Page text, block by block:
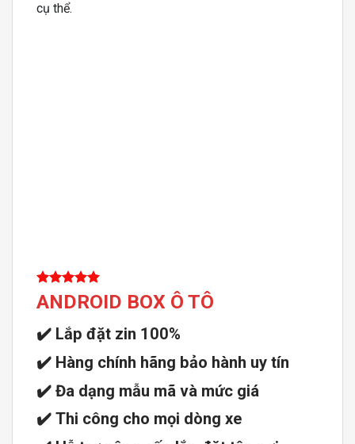
cụ thể.
ANDROID BOX Ô TÔ
✔️ Lắp đặt zin 100%
✔️ Hàng chính hãng bảo hành uy tín
✔️ Đa dạng mẫu mã và mức giá
✔️ Thi công cho mọi dòng xe